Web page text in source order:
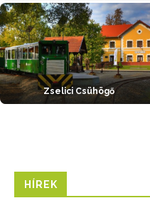
Zselici Csühögő
HÍREK